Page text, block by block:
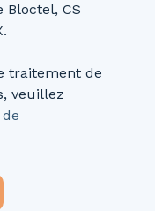
Bloctel, CS
traitement de
veuillez